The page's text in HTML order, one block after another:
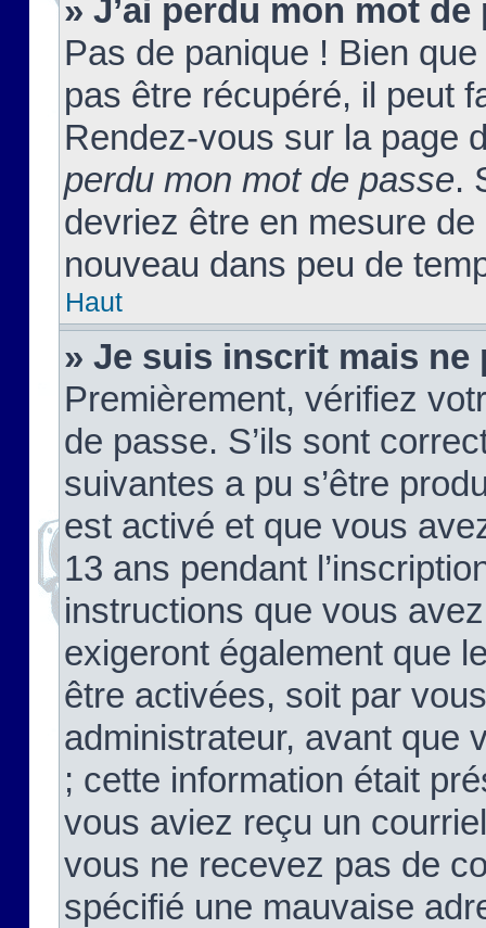
» J’ai perdu mon mot de
Pas de panique ! Bien
pas être récupéré, il peut
Rendez-vous sur la page
perdu mon mot de passe.
devriez être en mesure
nouveau dans peu de
Haut
» Je suis inscrit mais ne
Premièrement, vérifiez
de passe. S’ils sont
suivantes a pu s’être
est activé et que vous
13 ans pendant
instructions que vous
exigeront également que
être activées, soit par
administrateur, avant que
; cette information était
vous aviez reçu un
vous ne recevez pas de
spécifié une mauvaise